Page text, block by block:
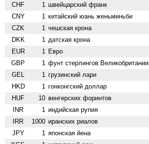
CHF 1 швейцарский франк
CNY 1 китайский юань женьминьби
CZK 1 чешская крона
DKK 1 датская крона
EUR 1 Евро
GBP 1 фунт стерлингов Велико­британии
GEL 1 грузинский лари
HKD 1 гонконгский доллар
HUF 10 венгерских форинтов
INR 1 индийская рупия
IRR 1000 иранских риалов
JPY 1 японская йена